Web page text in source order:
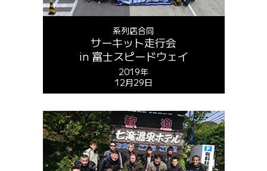
系列店合同
サーキット走行会
in 富士スピードウェイ
2019年
12月29日